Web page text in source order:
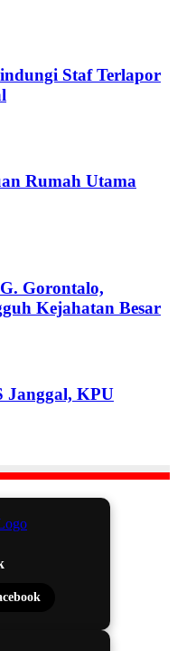
Staf Terlapor
Rumah Utama
Gorontalo,
Kejahatan Besar
Janggal, KPU